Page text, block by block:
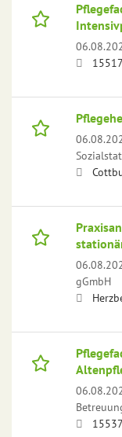
gGmbH